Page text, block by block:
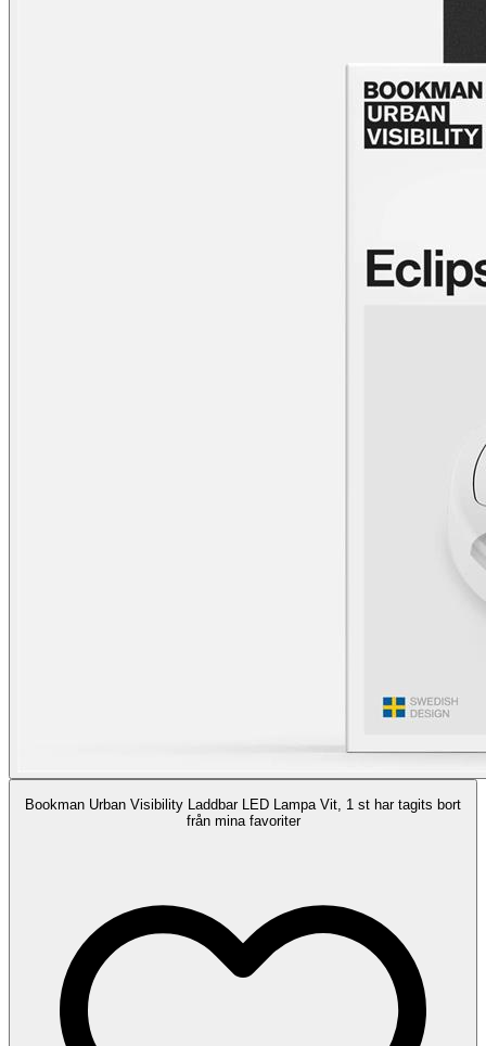
Bookman Urban Visibility Laddbar LED Lampa Vit, 1 st har tagits bort
från mina favoriter